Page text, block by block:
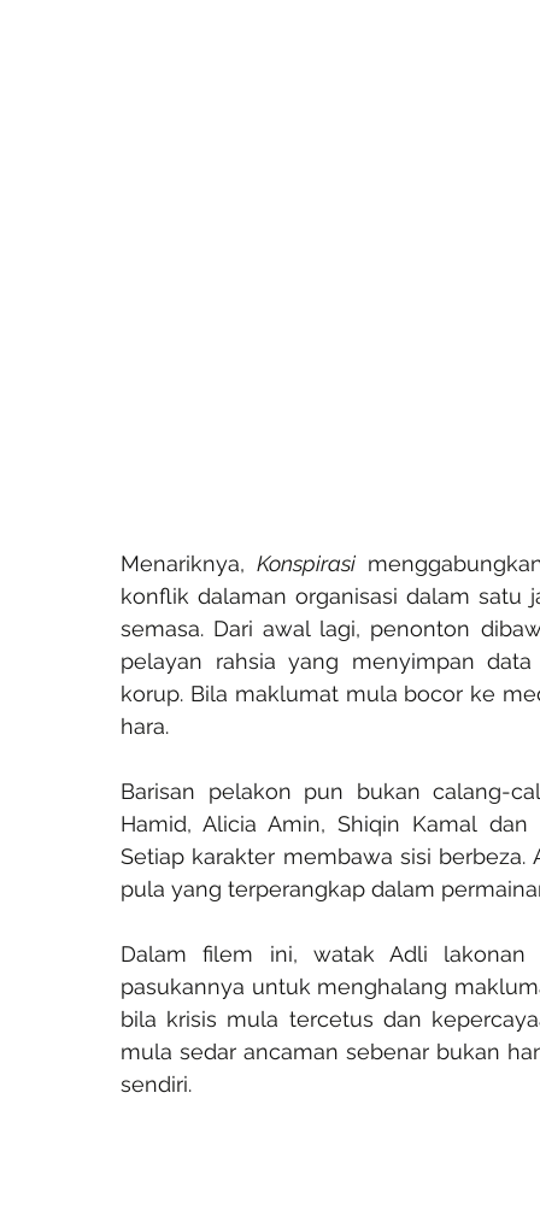
Menariknya, Konspirasi
konflik dalaman organisasi dalam satu
semasa. Dari awal lagi, penonton
pelayan rahsia yang menyimpan
korup. Bila maklumat mula bocor ke
hara.
Barisan pelakon pun bukan calang-
Hamid, Alicia Amin, Shiqin Kamal
Setiap karakter membawa sisi
pula yang terperangkap dalam
Dalam filem ini, watak Adli lakonan
pasukannya untuk menghalang
bila krisis mula tercetus dan
mula sedar ancaman sebenar bukan
sendiri.